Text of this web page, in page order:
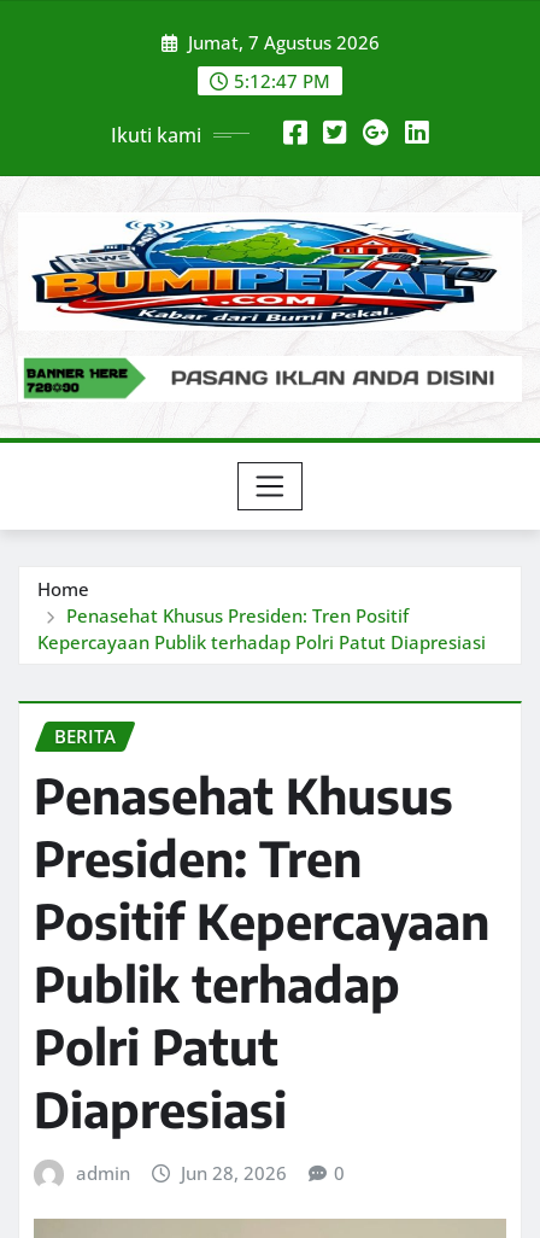
Jumat, 7 Agustus 2026
5:12:49 PM
Ikuti kami
Home
Penasehat Khusus Presiden: Tren Positif
Kepercayaan Publik terhadap Polri Patut Diapresiasi
BERITA
Penasehat Khusus
Presiden: Tren
Positif Kepercayaan
Publik terhadap
Polri Patut
Diapresiasi
admin Jun 28, 2026 0